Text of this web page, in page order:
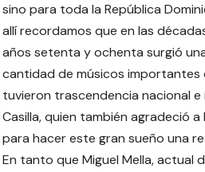
sino para toda la República
allí recordamos que en las
años setenta y ochenta surgió
cantidad de músicos importantes
tuvieron trascendencia nacional
Casilla, quien también agradeció
para hacer este gran sueño una
En tanto que Miguel Mella, actual